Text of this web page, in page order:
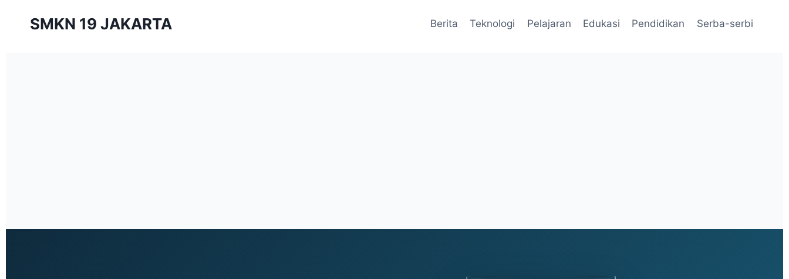
SMKN 19 JAKARTA Berita Teknologi Pelajaran Edukasi Pendidikan Serba-serbi